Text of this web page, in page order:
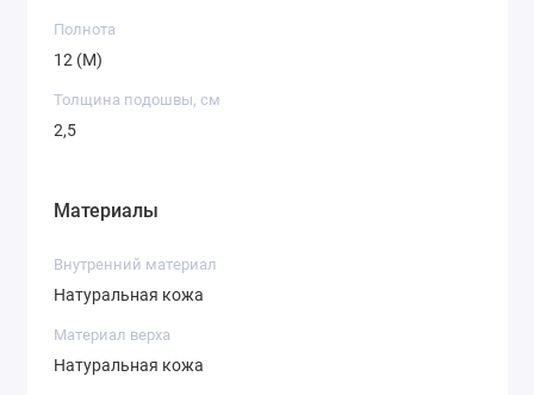
Полнота
12 (M)
Толщина подошвы, см
2,5
Материалы
Внутренний материал
Натуральная кожа
Материал верха
Натуральная кожа